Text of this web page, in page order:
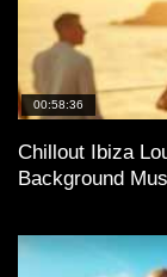
00:58:36
Chillout Ibiza
Background